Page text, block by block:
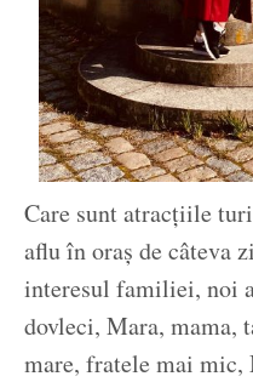
Care sunt atracțiile
aflu în oraș de câteva
interesul familiei, noi
dovleci, Mara, mama,
mare, fratele mai mic,